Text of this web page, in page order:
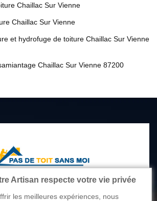
Chaillac Sur Vienne
Chaillac Sur Vienne
et hydrofuge de toiture Chaillac Sur Vienne
Chaillac Sur Vienne 87200
Artisan respecte votre vie privée
les meilleures expériences, nous